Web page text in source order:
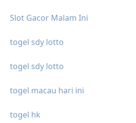
Slot Gacor Malam Ini
togel sdy lotto
togel sdy lotto
togel macau hari ini
togel hk